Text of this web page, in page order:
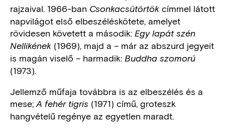
rajzaival. 1966-ban Csonkacsütörtök címmel látott
napvilágot első elbeszéléskötete, amelyet
rövidesen követett a második: Egy lapát szén
Nellikének (1969), majd a – már az abszurd jegyeit
is magán viselő – harmadik: Buddha szomorú
(1973).
Jellemző műfaja továbbra is az elbeszélés és a
mese;A fehér tigris (1971) című, groteszk
hangvételű regénye az egyetlen maradt.